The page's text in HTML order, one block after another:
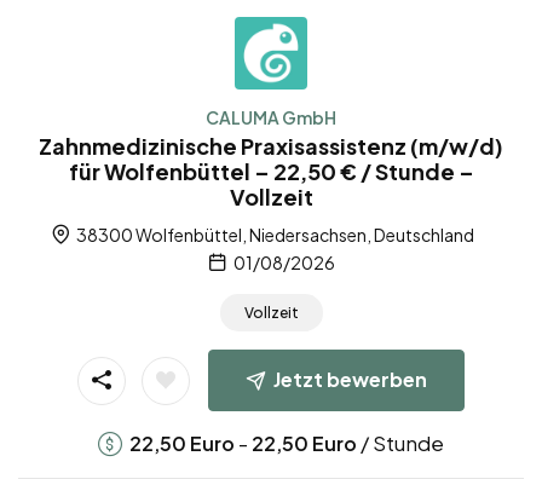
CALUMA GmbH
Zahnmedizinische Praxisassistenz (m/w/d)
für Wolfenbüttel – 22,50 € / Stunde –
Vollzeit
38300 Wolfenbüttel, Niedersachsen, Deutschland
01/08/2026
Vollzeit
Jetzt bewerben
22,50 Euro - 22,50 Euro / Stunde